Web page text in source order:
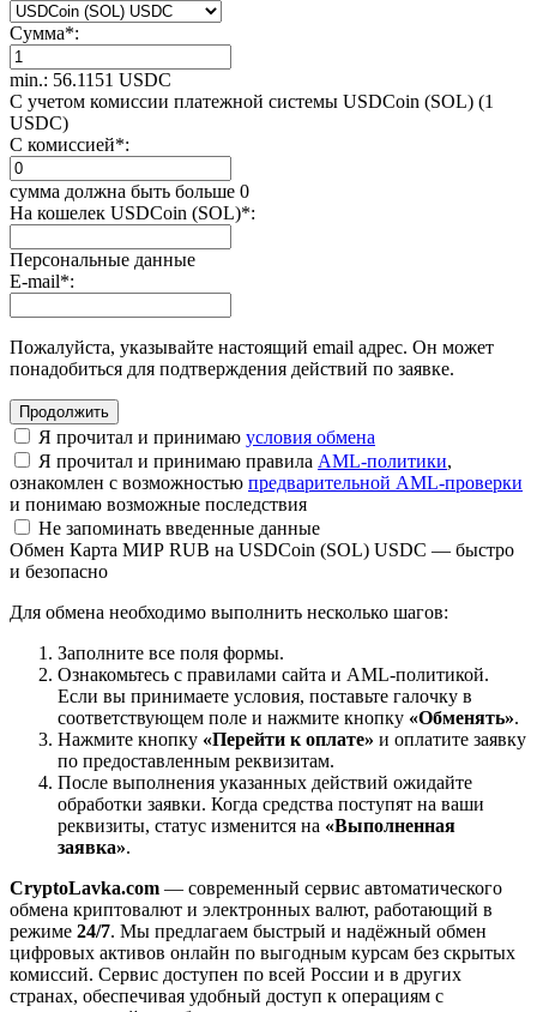
Сумма*:
min.: 56.1151 USDC
С учетом комиссии платежной системы USDCoin (SOL) (1
USDC)
С комиссией*:
сумма должна быть больше 0
На кошелек USDCoin (SOL)*:
Персональные данные
E-mail*:
Пожалуйста, указывайте настоящий email адрес. Он может
понадобиться для подтверждения действий по заявке.
Я прочитал и принимаю условия обмена
Я прочитал и принимаю правила AML-политики,
ознакомлен с возможностью предварительной AML-проверки
и понимаю возможные последствия
Не запоминать введенные данные
Обмен Карта МИР RUB на USDCoin (SOL) USDC — быстро
и безопасно
Для обмена необходимо выполнить несколько шагов:
Заполните все поля формы.
Ознакомьтесь с правилами сайта и AML-политикой.
Если вы принимаете условия, поставьте галочку в
соответствующем поле и нажмите кнопку «Обменять».
Нажмите кнопку «Перейти к оплате» и оплатите заявку
по предоставленным реквизитам.
После выполнения указанных действий ожидайте
обработки заявки. Когда средства поступят на ваши
реквизиты, статус изменится на «Выполненная
заявка».
CryptoLavka.com — современный сервис автоматического
обмена криптовалют и электронных валют, работающий в
режиме 24/7. Мы предлагаем быстрый и надёжный обмен
цифровых активов онлайн по выгодным курсам без скрытых
комиссий. Сервис доступен по всей России и в других
странах, обеспечивая удобный доступ к операциям с